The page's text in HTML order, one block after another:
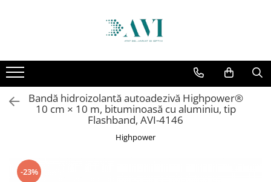
Casa
Accesorii uscatoare rufe
Aparate electrocasnice & accesorii
Aparate si accesorii intretinere
de contact
Perii de par si piepteni
Bandă hidroizolantă autoadezivă Highpower®
10 cm × 10 m, bituminoasă cu aluminiu, tip
Flashband, AVI-4146
Highpower
-23%